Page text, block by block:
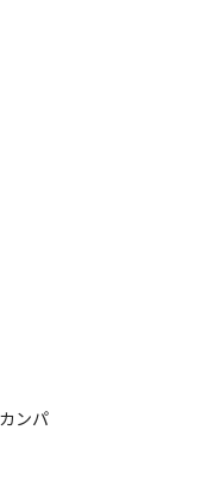
ンパ